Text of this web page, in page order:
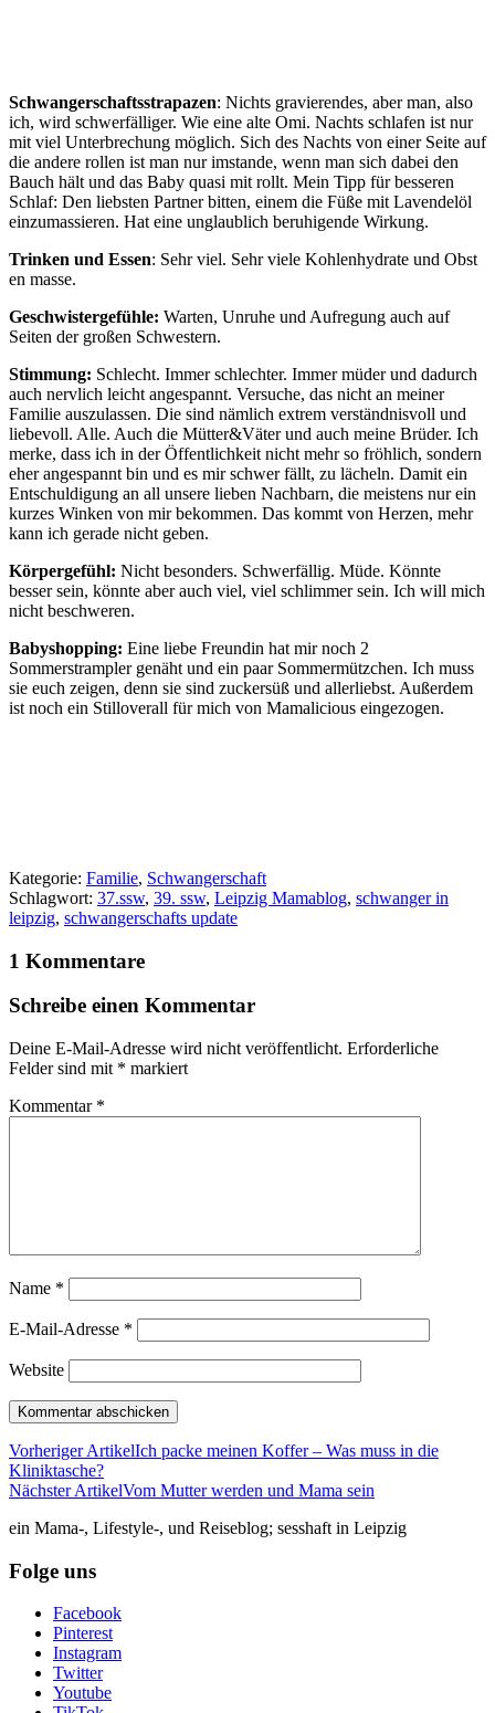
Schwangerschaftsstrapazen: Nichts gravierendes, aber man, also
ich, wird schwerfälliger. Wie eine alte Omi. Nachts schlafen ist nur
mit viel Unterbrechung möglich. Sich des Nachts von einer Seite auf
die andere rollen ist man nur imstande, wenn man sich dabei den
Bauch hält und das Baby quasi mit rollt. Mein Tipp für besseren
Schlaf: Den liebsten Partner bitten, einem die Füße mit Lavendelöl
einzumassieren. Hat eine unglaublich beruhigende Wirkung.
Trinken und Essen: Sehr viel. Sehr viele Kohlenhydrate und Obst
en masse.
Geschwistergefühle: Warten, Unruhe und Aufregung auch auf
Seiten der großen Schwestern.
Stimmung: Schlecht. Immer schlechter. Immer müder und dadurch
auch nervlich leicht angespannt. Versuche, das nicht an meiner
Familie auszulassen. Die sind nämlich extrem verständnisvoll und
liebevoll. Alle. Auch die Mütter&Väter und auch meine Brüder. Ich
merke, dass ich in der Öffentlichkeit nicht mehr so fröhlich, sondern
eher angespannt bin und es mir schwer fällt, zu lächeln. Damit ein
Entschuldigung an all unsere lieben Nachbarn, die meistens nur ein
kurzes Winken von mir bekommen. Das kommt von Herzen, mehr
kann ich gerade nicht geben.
Körpergefühl: Nicht besonders. Schwerfällig. Müde. Könnte
besser sein, könnte aber auch viel, viel schlimmer sein. Ich will mich
nicht beschweren.
Babyshopping: Eine liebe Freundin hat mir noch 2
Sommerstrampler genäht und ein paar Sommermützchen. Ich muss
sie euch zeigen, denn sie sind zuckersüß und allerliebst. Außerdem
ist noch ein Stilloverall für mich von Mamalicious eingezogen.
Kategorie: Familie, Schwangerschaft
Schlagwort: 37.ssw, 39. ssw, Leipzig Mamablog, schwanger in
leipzig, schwangerschafts update
1 Kommentare
Schreibe einen Kommentar
Deine E-Mail-Adresse wird nicht veröffentlicht. Erforderliche
Felder sind mit * markiert
Kommentar *
Name *
E-Mail-Adresse *
Website
Vorheriger ArtikelIch packe meinen Koffer – Was muss in die
Kliniktasche?
Nächster ArtikelVom Mutter werden und Mama sein
ein Mama-, Lifestyle-, und Reiseblog; sesshaft in Leipzig
Folge uns
Facebook
Pinterest
Instagram
Twitter
Youtube